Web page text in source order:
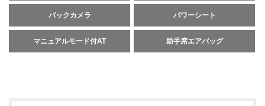
バックカメラ パワーシート
マニュアルモード付AT 助手席エアバッグ